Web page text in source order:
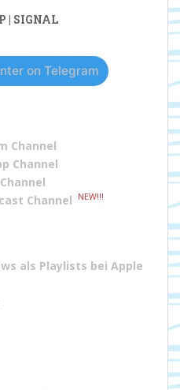
| SIGNAL
on Telegram
Channel
Channel
Channel
NEW!!!
als Playlists bei Apple